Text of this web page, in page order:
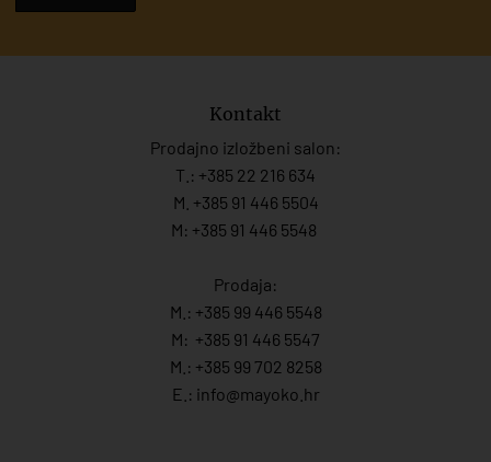
Kontakt
Prodajno izložbeni salon:
T.: +385 22 216 634
M. +385 91 446 5504
M: +385 91 446 5548
Prodaja:
M.: +385 99 446 5548
M: +385 91 446 5547
M.: +385 99 702 8258
E.: info@mayoko. hr